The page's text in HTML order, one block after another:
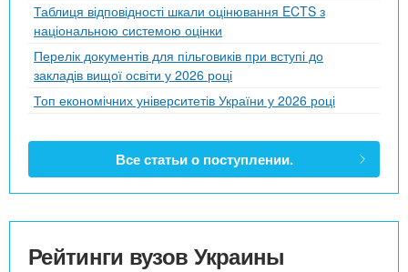
Таблиця відповідності шкали оцінювання ECTS з
національною системою оцінки
Перелік документів для пільговиків при вступі до
закладів вищої освіти у 2026 році
Топ економічних університетів України у 2026 році
Все статьи о поступлении.
Рейтинги вузов Украины